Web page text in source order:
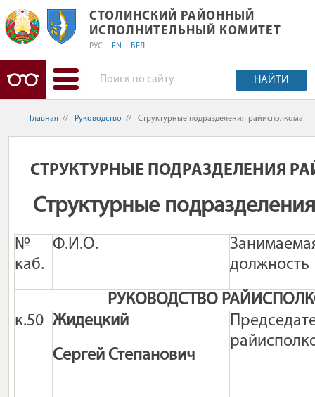
СТОЛИНСКИЙ РАЙОННЫЙ
СТОЛИНСКИЙ РАЙОННЫЙ
ИСПОЛНИТЕЛЬНЫЙ КОМИТЕТ
РУС EN БЕЛ
НАЙТИ
Главная // Руководство // Структурные подразделения райисполкома
СТРУКТУРНЫЕ ПОДРАЗДЕЛЕНИЯ
Структурные
№
каб.
Ф.И.О.
должность
РУКОВОДСТВО
к.50 Жидецкий
Сергей Степанович